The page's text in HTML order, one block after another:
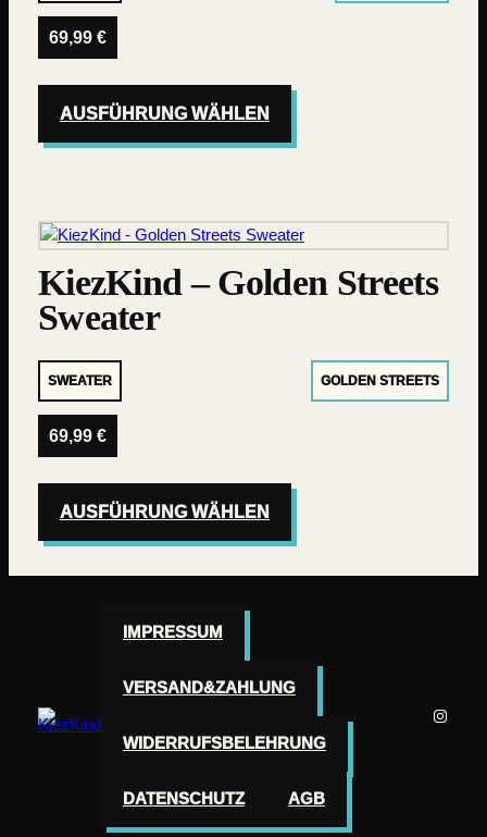
69,99 €
AUSFÜHRUNG WÄHLEN
KiezKind – Golden Streets
Sweater
SWEATER GOLDEN STREETS
69,99 €
AUSFÜHRUNG WÄHLEN
IMPRESSUM
VERSAND&ZAHLUNG
WIDERRUFSBELEHRUNG
DATENSCHUTZ AGB